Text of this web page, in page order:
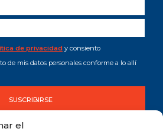
el
de privacidad y consiento
de mis datos personales conforme a lo allí
SUSCRIBIRSE